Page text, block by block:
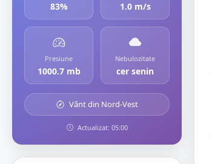
83% 1.0 m/s
Presiune
1000.7 mb
Nebulozitate
cer senin
Vânt din Nord-Vest
Actualizat: 05:00